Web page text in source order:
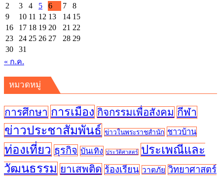
2
3 4 5 6 7
8
9
10 11 12 13 14 15
16
17 18 19 20 21 22
23
24 25 26 27 28 29
30
31
« ก.ค.
หมวดหมู่
การศึกษา การเมือง กิจกรรมเพื่อสังคม กีฬา
ข่าวประชาสัมพันธ์ ข่าวในพระราชสำนัก ชาวบ้าน
ท่องเที่ยว ธุรกิจ บันเทิง ประวัติศาสตร์
ประเพณีและ
วัฒนธรรม ยาเสพติด ร้องเรียน วาตภัย วิทยาศาสตร์